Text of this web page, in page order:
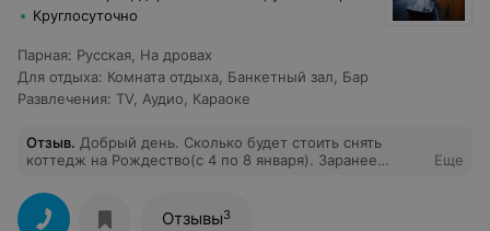
Круглосуточно
Парная: Русская, На дровах
Для отдыха: Комната отдыха, Банкетный зал, Бар
Развлечения: TV, Аудио, Караоке
Отзыв. Добрый день. Сколько будет стоить снять
коттедж на Рождество(с 4 по 8 января). Заранее
Еще
Отзывы3